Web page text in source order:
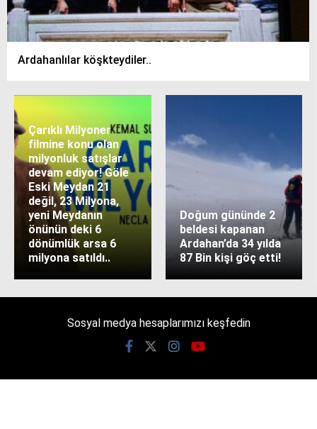
Ardahanlılar köşkteydiler..
Çarıklı Milyoner
filmine konu olan
milyonluk satışlar
devam ediyor! Göle
Eski Meydan 21
değil, 23 Milyona,
yeni Meydanın
önünün deki 6
dönümlük arsa 6
milyona satıldı..
Doğum gününde 2
beldesi kapanan
Ardahan’da 34 yılda
87 Bin kişi göç etti!
Sosyal medya hesaplarımızı keşfedin